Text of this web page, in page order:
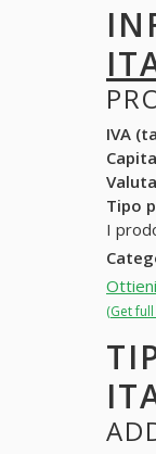
IVA
Tipo
I
(Get